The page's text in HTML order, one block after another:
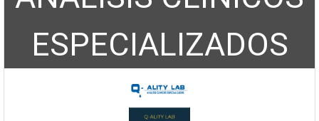
ESPECIALIZADOS